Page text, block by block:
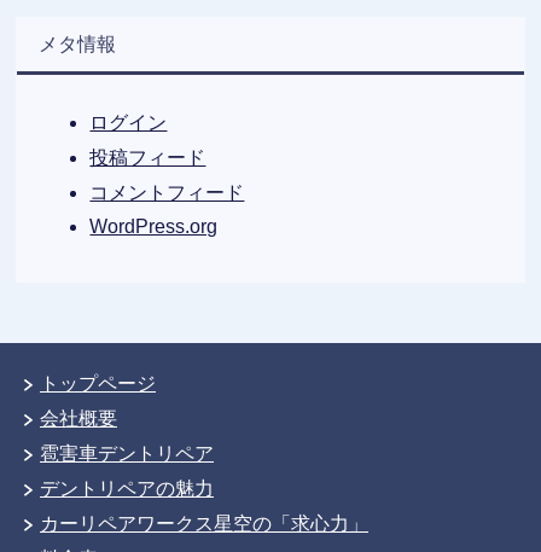
メタ情報
ログイン
投稿フィード
コメントフィード
WordPress.org
トップページ
会社概要
雹害車デントリペア
デントリペアの魅力
カーリペアワークス星空の「求心力」